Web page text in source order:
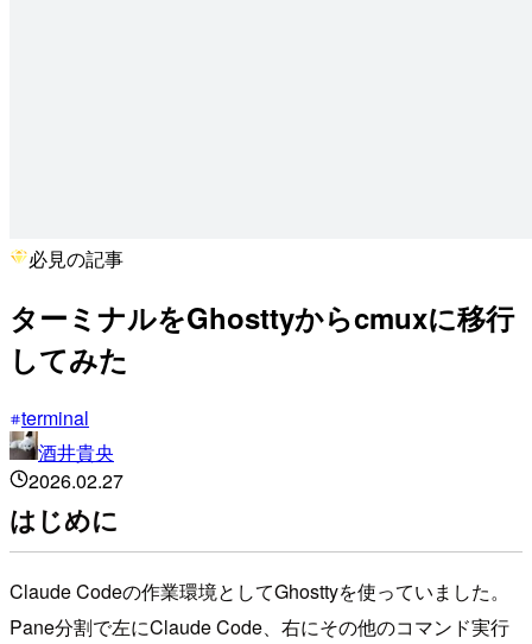
必見の記事
ターミナルをGhosttyからcmuxに移行
してみた
terminal
酒井貴央
2026.02.27
はじめに
Claude Codeの作業環境としてGhosttyを使っていました。
Pane分割で左にClaude Code、右にその他のコマンド実行